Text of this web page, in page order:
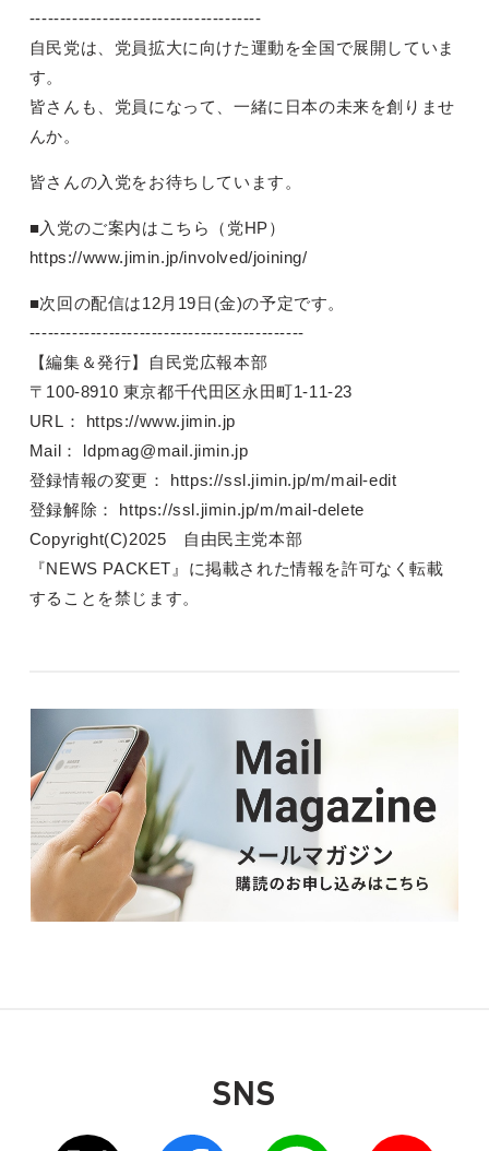
--------------------------------------
自民党は、党員拡大に向けた運動を全国で展開していま
す。
皆さんも、党員になって、一緒に日本の未来を創りませ
んか。
皆さんの入党をお待ちしています。
■入党のご案内はこちら（党HP）
https://www.jimin.jp/involved/joining/
■次回の配信は12月19日(金)の予定です。
---------------------------------------------
【編集＆発行】自民党広報本部
〒100-8910 東京都千代田区永田町1-11-23
URL： https://www.jimin.jp
Mail： ldpmag@mail.jimin.jp
登録情報の変更： https://ssl.jimin.jp/m/mail-edit
登録解除： https://ssl.jimin.jp/m/mail-delete
Copyright(C)2025 自由民主党本部
『NEWS PACKET』に掲載された情報を許可なく転載
することを禁じます。
SNS
別ウィンドウリンク別ウィンドウリンク別ウィンドウリンク別ウィンドウリンク